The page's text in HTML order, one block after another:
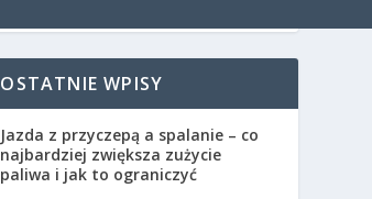
OSTATNIE WPISY
Jazda z przyczepą a spalanie – co
najbardziej zwiększa zużycie
paliwa i jak to ograniczyć